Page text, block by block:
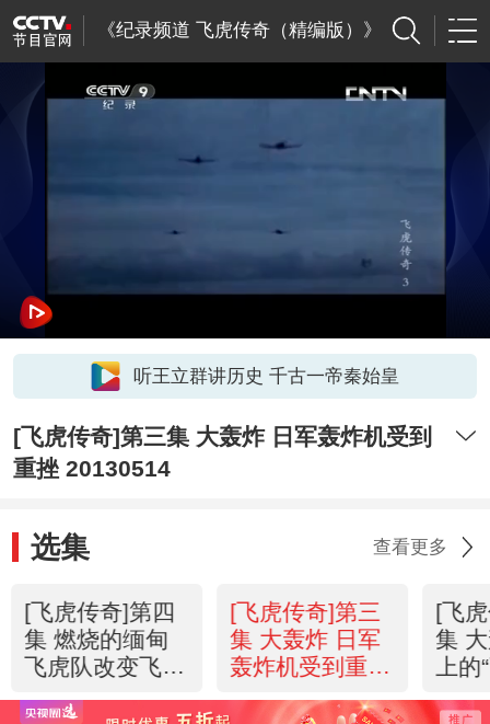
《纪录频道 飞虎传奇（精编版）》
听王立群讲历史 千古一帝秦始皇
[飞虎传奇]第三集 大轰炸 日军轰炸机受到
重挫 20130514
选集 查看更多
[飞虎传奇]第四
集 燃烧的缅甸
飞虎队改变飞机
[飞虎传奇]第三
集 大轰炸 日军
轰炸机受到重挫
[飞
集
上